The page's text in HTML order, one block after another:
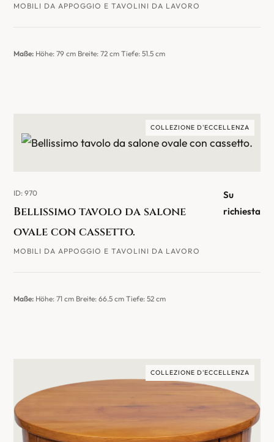
MOBILI DA APPOGGIO E TAVOLINI DA LAVORO
Maße: Höhe: 79 cm Breite: 72 cm Tiefe: 51.5 cm
COLLEZIONE D'ECCELLENZA
ID: 970
Bellissimo tavolo da salone
ovale con cassetto.
MOBILI DA APPOGGIO E TAVOLINI DA LAVORO
Su
richiesta
Maße: Höhe: 71 cm Breite: 66.5 cm Tiefe: 52 cm
COLLEZIONE D'ECCELLENZA